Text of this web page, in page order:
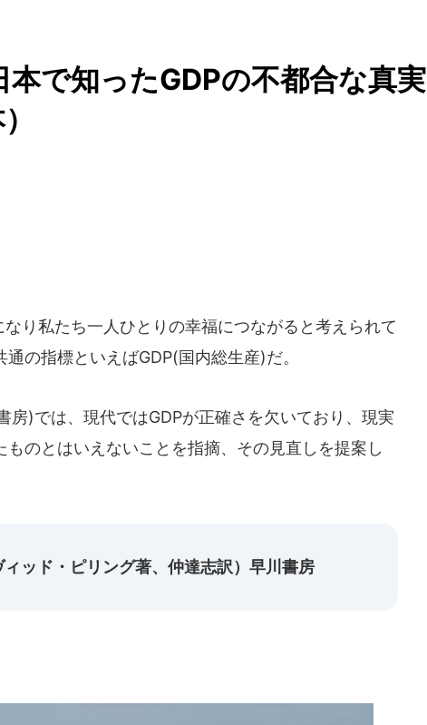
本で知ったGDPの不都合な真実
り私たち一人ひとりの幸福につながると考えられて
の指標といえばGDP(国内総生産)だ。
)では、現代ではGDPが正確さを欠いており、現実
のとはいえないことを指摘、その見直しを提案し
ィッド・ピリング著、仲達志訳）早川書房